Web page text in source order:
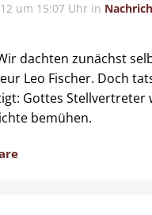
um 15:07 Uhr in
dachten zunächst
Leo Fischer. Doch
Gottes Stellvertreter
bemühen.